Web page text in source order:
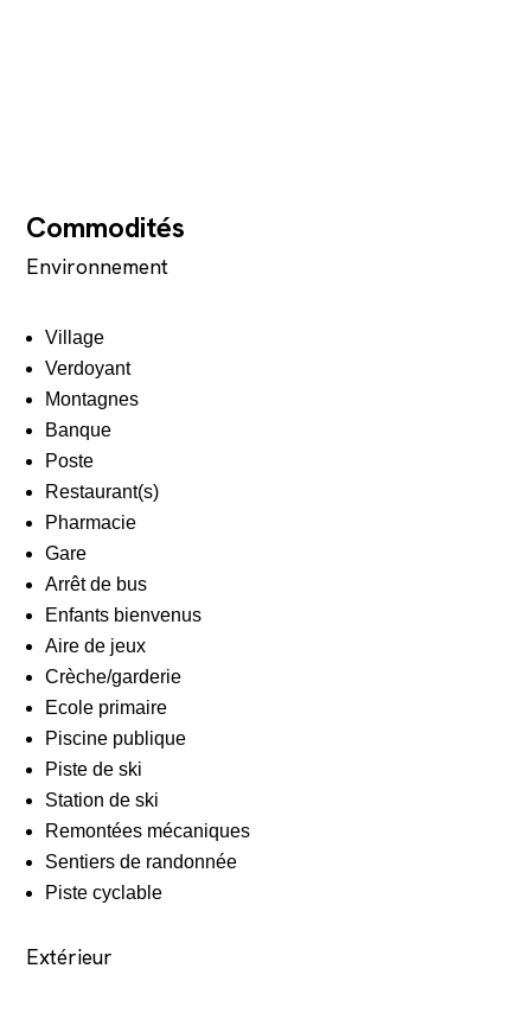
Commodités
Environnement
Village
Verdoyant
Montagnes
Banque
Poste
Restaurant(s)
Pharmacie
Gare
Arrêt de bus
Enfants bienvenus
Aire de jeux
Crèche/garderie
Ecole primaire
Piscine publique
Piste de ski
Station de ski
Remontées mécaniques
Sentiers de randonnée
Piste cyclable
Extérieur